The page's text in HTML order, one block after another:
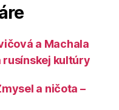
a Machala
rusínskej kultúry
a ničota –